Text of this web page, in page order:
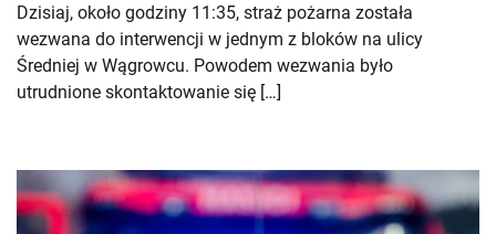
Dzisiaj, około godziny 11:35, straż pożarna została
wezwana do interwencji w jednym z bloków na ulicy
Średniej w Wągrowcu. Powodem wezwania było
utrudnione skontaktowanie się […]